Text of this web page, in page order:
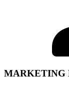
MARKETING